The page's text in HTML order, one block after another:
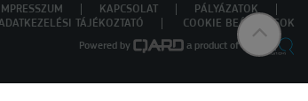
IMPRESSZUM KAPCSOLAT
PÁLYÁZATOK
TÁJÉKOZTATÓ
COOKIE BEÁLLÍTÁSOK
Powered by a product of